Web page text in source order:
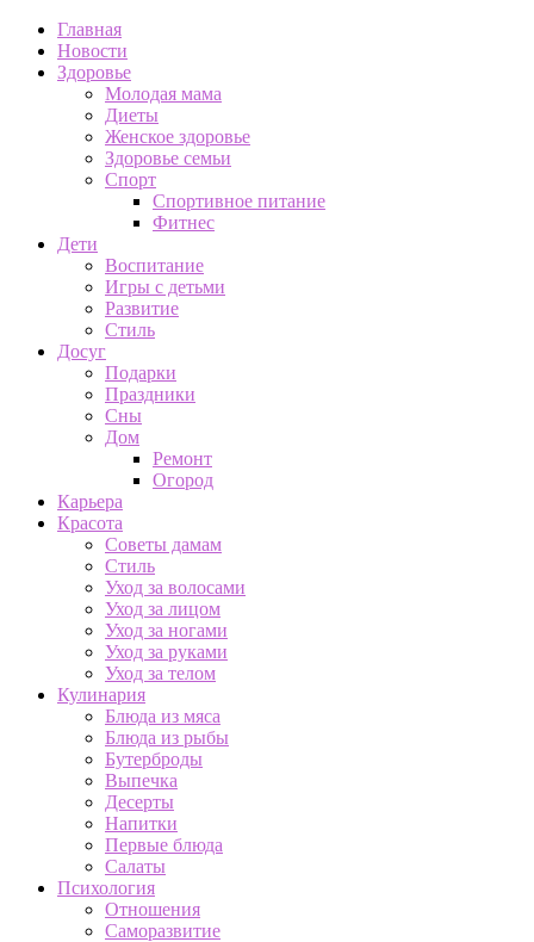
Главная
Новости
Здоровье
Молодая мама
Диеты
Женское здоровье
Здоровье семьи
Спорт
Спортивное питание
Фитнес
Дети
Воспитание
Игры с детьми
Развитие
Стиль
Досуг
Подарки
Праздники
Сны
Дом
Ремонт
Огород
Карьера
Красота
Советы дамам
Стиль
Уход за волосами
Уход за лицом
Уход за ногами
Уход за руками
Уход за телом
Кулинария
Блюда из мяса
Блюда из рыбы
Бутерброды
Выпечка
Десерты
Напитки
Первые блюда
Салаты
Психология
Отношения
Саморазвитие